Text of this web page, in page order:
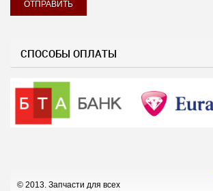
СПОСОБЫ ОПЛАТЫ
© 2013. Запчасти для всех